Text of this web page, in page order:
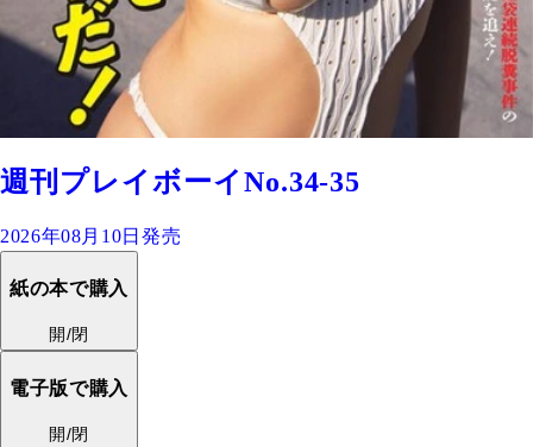
週刊プレイボーイNo.34-35
2026年08月10日発売
紙の本で購入
開/閉
電子版で購入
開/閉